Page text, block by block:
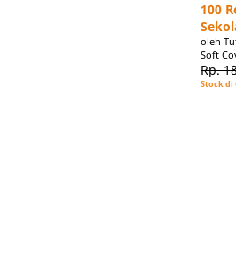
100
oleh
Soft
Rp.
Stock di